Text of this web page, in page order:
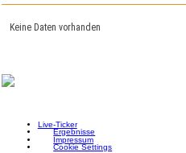
Keine Daten vorhanden
Live-Ticker
Ergebnisse
Impressum
Cookie Settings